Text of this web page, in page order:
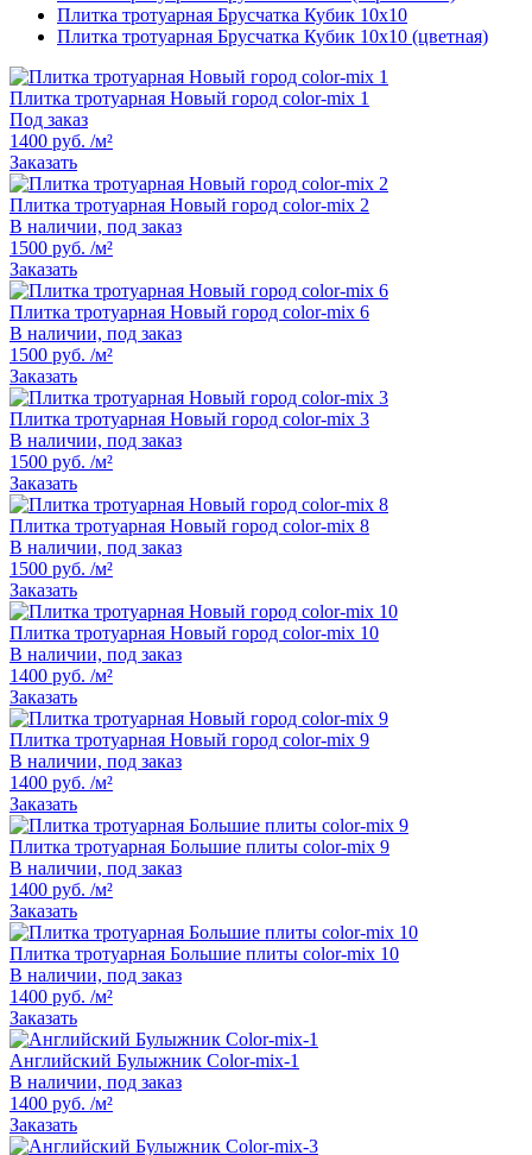
Плитка тротуарная Брусчатка Кубик 10х10
Плитка тротуарная Брусчатка Кубик 10х10 (цветная)
Плитка тротуарная Новый город color-mix 1
Под заказ
1400 руб. /м²
Заказать
Плитка тротуарная Новый город color-mix 2
В наличии, под заказ
1500 руб. /м²
Заказать
Плитка тротуарная Новый город color-mix 6
В наличии, под заказ
1500 руб. /м²
Заказать
Плитка тротуарная Новый город color-mix 3
В наличии, под заказ
1500 руб. /м²
Заказать
Плитка тротуарная Новый город color-mix 8
В наличии, под заказ
1500 руб. /м²
Заказать
Плитка тротуарная Новый город color-mix 10
В наличии, под заказ
1400 руб. /м²
Заказать
Плитка тротуарная Новый город color-mix 9
В наличии, под заказ
1400 руб. /м²
Заказать
Плитка тротуарная Большие плиты color-mix 9
В наличии, под заказ
1400 руб. /м²
Заказать
Плитка тротуарная Большие плиты color-mix 10
В наличии, под заказ
1400 руб. /м²
Заказать
Английский Булыжник Color-mix-1
В наличии, под заказ
1400 руб. /м²
Заказать